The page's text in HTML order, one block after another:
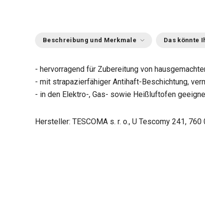
Beschreibung und Merkmale Das könnte
- hervorragend für Zubereitung von
- mit strapazierfähiger Antihaft-Beschichtung,
- in den Elektro-, Gas- sowie Heißluftofen
Hersteller: TESCOMA s. r. o., U Tescomy 241, 760